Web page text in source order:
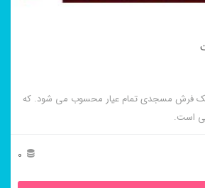
فرش مسجدی تمام عیار محسوب می شود. که
است.
0